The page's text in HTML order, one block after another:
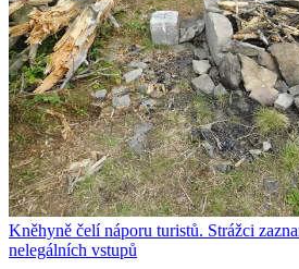
Kněhyně čelí náporu turistů. Strážci
nelegálních vstupů